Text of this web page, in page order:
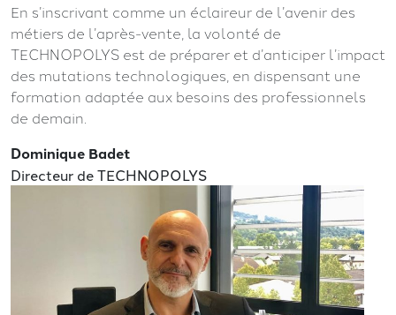
En s’inscrivant comme un éclaireur de l’avenir des
métiers de l’après-vente, la volonté de
TECHNOPOLYS est de préparer et d’anticiper l’impact
des mutations technologiques, en dispensant une
formation adaptée aux besoins des professionnels
de demain.
Dominique Badet
Directeur de TECHNOPOLYS